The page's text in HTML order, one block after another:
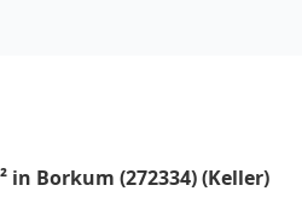
Borkum (272334) (Keller)